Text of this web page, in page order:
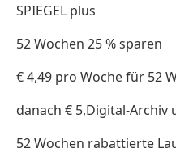
SPIEGEL plus
52 Wochen 25 % sparen
€ 4,49 pro Woche für 52
danach € 5,Digital-Archiv
52 Wochen rabattierte